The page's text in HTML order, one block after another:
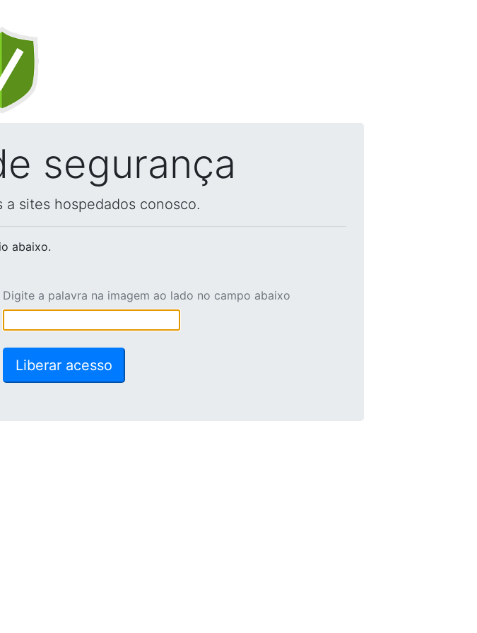
segurança
sites hospedados conosco.
abaixo.
Digite a palavra na imagem ao lado no campo abaixo